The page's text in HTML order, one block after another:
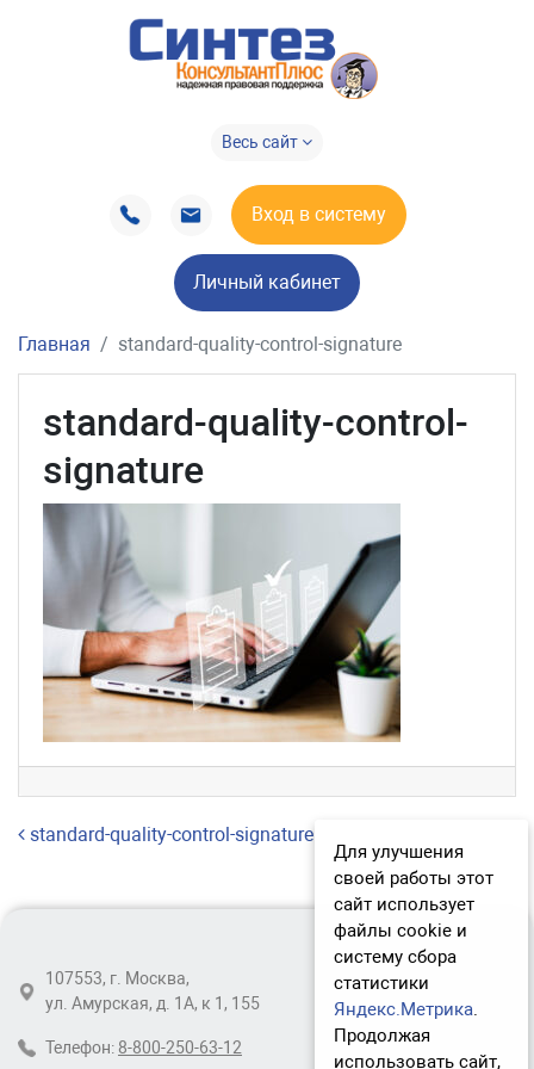
Весь сайт
Вход в систему
Личный кабинет
Главная standard-quality-control-signature
standard-quality-control-
signature
Навигация по записям
standard-quality-control-signature
107553, г. Москва,
ул. Амурская, д. 1А, к 1, 155
Телефон: 8-800-250-63-12
Для улучшения
своей работы этот
сайт использует
файлы cookie и
систему сбора
статистики
Яндекс.Метрика.
Продолжая
использовать сайт,